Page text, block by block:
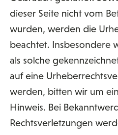
dieser Seite nicht vom
wurden, werden die
beachtet. Insbesondere
als solche
auf eine
werden, bitten wir um
Hinweis. Bei
Rechtsverletzungen